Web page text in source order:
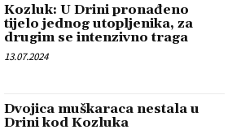
Kozluk: U Drini pronađeno
tijelo jednog utopljenika, za
drugim se intenzivno traga
13.07.2024
Dvojica muškaraca nestala u
Drini kod Kozluka